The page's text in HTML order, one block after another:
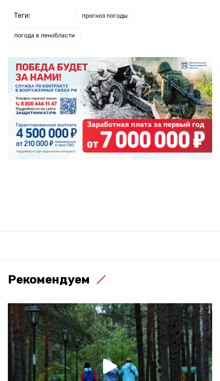
Теги: прогноз погоды
погода в ленобласти
Рекомендуем